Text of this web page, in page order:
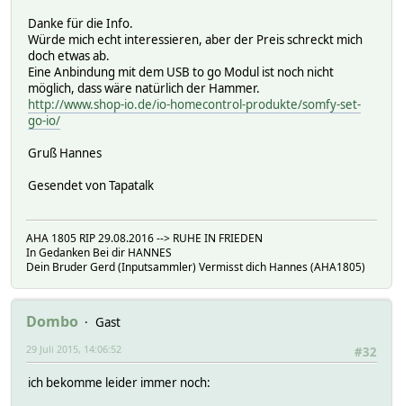
Danke für die Info.
Würde mich echt interessieren, aber der Preis schreckt mich
doch etwas ab.
Eine Anbindung mit dem USB to go Modul ist noch nicht
möglich, dass wäre natürlich der Hammer.
http://www.shop-io.de/io-homecontrol-produkte/somfy-set-
go-io/
Gruß Hannes
Gesendet von Tapatalk
AHA 1805 RIP 29.08.2016 --> RUHE IN FRIEDEN
In Gedanken Bei dir HANNES
Dein Bruder Gerd (Inputsammler) Vermisst dich Hannes (AHA1805)
Dombo
Gast
#32
29 Juli 2015, 14:06:52
ich bekomme leider immer noch: